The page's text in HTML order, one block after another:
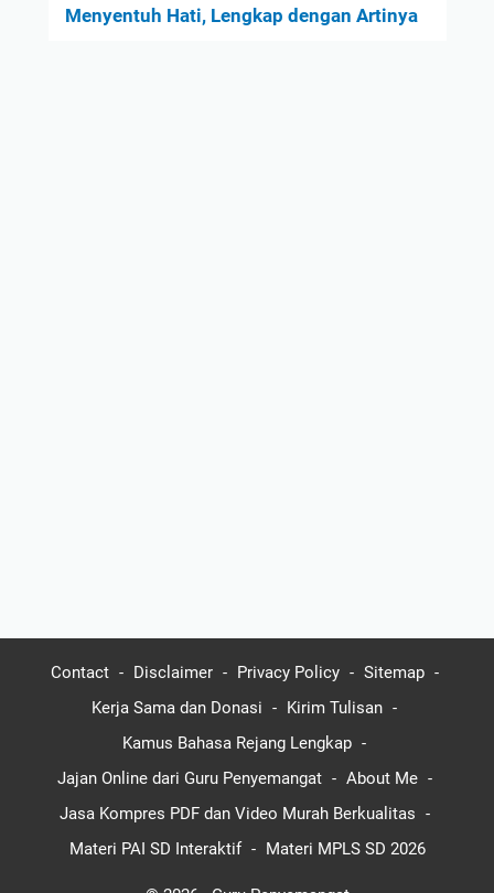
Menyentuh Hati, Lengkap dengan Artinya
Contact Disclaimer Privacy Policy
Sitemap
Kerja Sama dan Donasi
Kirim Tulisan
Kamus Bahasa Rejang Lengkap
Jajan Online dari Guru Penyemangat
About Me
Jasa Kompres PDF dan Video Murah Berkualitas
Materi PAI SD Interaktif
Materi MPLS SD 2026